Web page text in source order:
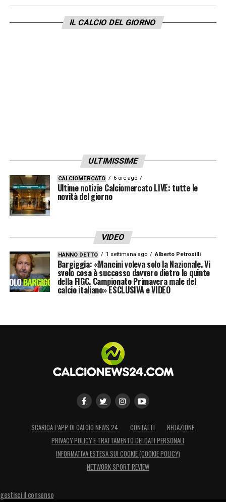
LA PLAYLIST DELLE NOSTRE TOP NEWS
IL CALCIO DEL GIORNO
ULTIMISSIME
CALCIOMERCATO 6 ore ago
Ultime notizie Calciomercato LIVE: tutte le
novità del giorno
VIDEO
HANNO DETTO 1 settimana ago Alberto Petrosilli
Bargiggia: «Mancini voleva solo la Nazionale. Vi
svelo cosa è successo davvero dietro le quinte
della FIGC. Campionato Primavera male del
calcio italiano» ESCLUSIVA e VIDEO
SCARICA L’APP DI CALCIO NEWS 24 CONTATTI
REDAZIONE
PRIVACY POLICY E TRATTAMENTO DEI DATI PERSONALI
INFORMATIVA ESTESA SUI COOKIE (COOKIE POLICY)
NETWORK SPORT REVIEW
gestisci il consenso